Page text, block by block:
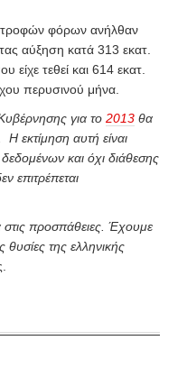
φόρων ανήλθαν
αύξηση κατά 313 εκατ.
είχε τεθεί και 614 εκατ.
περυσινού μήνα.
για το 2013 θα
εκτίμηση αυτή είναι
και όχι διάθεσης
επιτρέπεται
στις προσπάθειες. Έχουμε
θυσίες της ελληνικής